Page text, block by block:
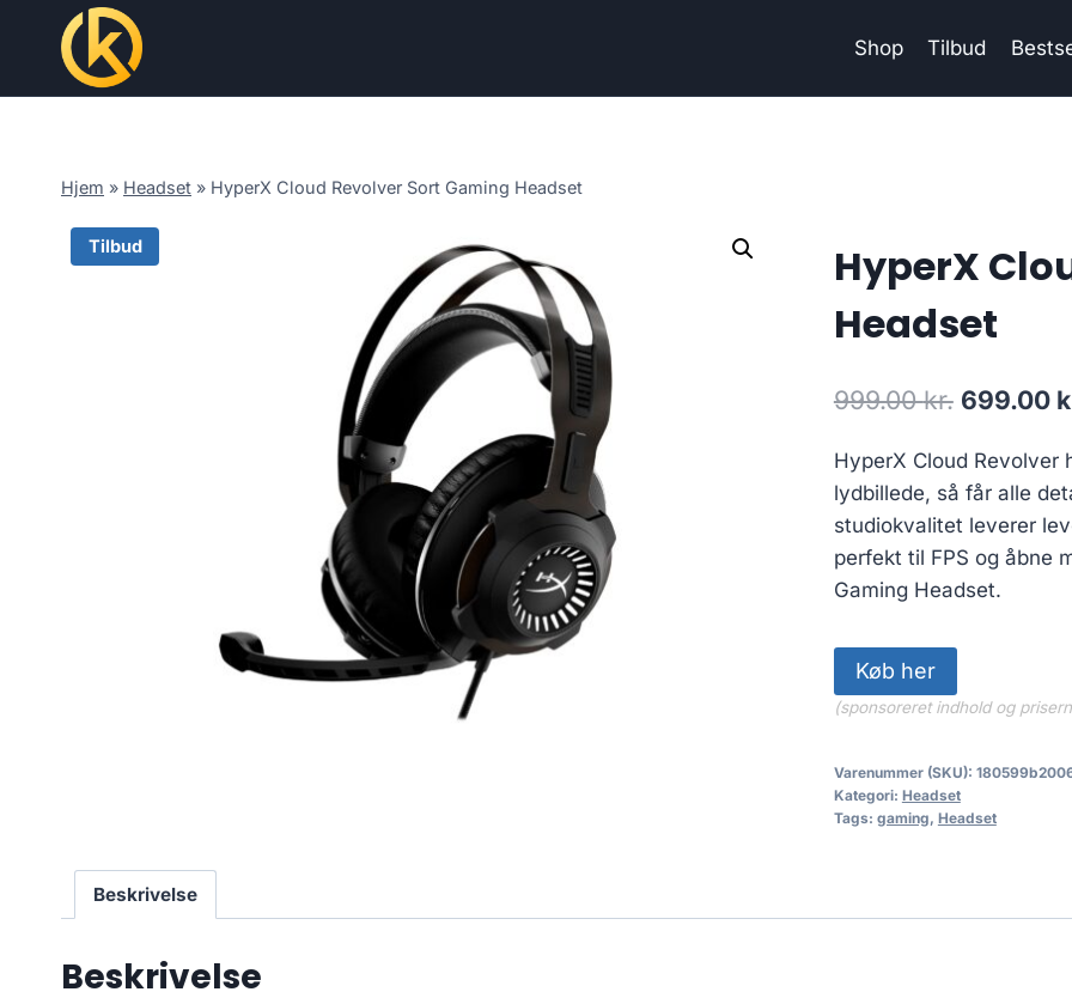
content
Shop Tilbud
Hjem » Headset » HyperX Cloud Revolver Sort Gaming Headset
Tilbud
HyperX
Headset
999.00kr. Original
was:
999.00
699.00
HyperX Cloud Revolver
lydbillede, så får alle
studiokvalitet leverer
perfekt til FPS og åbne
Gaming Headset.
Køb her
(sponsoreret indhold og
Varenummer (SKU):
Kategori: Headset
Tags: gaming, Headset
Beskrivelse
Beskrivelse